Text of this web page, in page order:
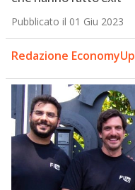
Pubblicato il 01 Giu 2023
Redazione EconomyUp